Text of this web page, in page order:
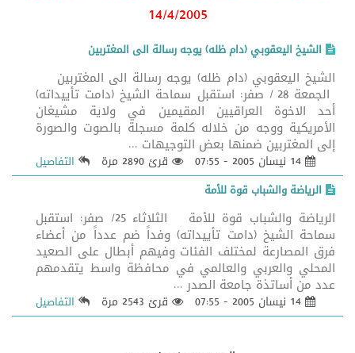
14/4/2005
الشيخ اليعقوبي (دام ظله) يوجه رسالة الى المغتربين
الشيخ اليعقوبي (دام ظله) يوجه رسالة الى المغتربين
الجمعة 28 / صفر: استقبل سماحة الشيخ (دامت تأييداته)
أحد الاخوة العراقيين المقيمين في ولاية مشيغان
الأمريكية ووجه من خلاله كلمة مسجلة بالصوت والصورة
إلى المغتربين ضمنها بعض التوجيهات ...
قرئ 2890 مرة
التفاصيل
الرياضة والشباب قوة للأمة
الرياضة والشباب قوة للأمة الثلاثاء 25/ صفر: استقبل
سماحة الشيخ (دامت تأييداته) وفداً ضم عدداً من أعضاء
فرق المصارعة لمختلف الفئات وفيهم أبطال على الصعيد
المحلي والعربي والعالمي في محافظة واسط يتقدمهم
عدد من أساتذة جامعة الصدر ...
قرئ 2543 مرة التفاصيل